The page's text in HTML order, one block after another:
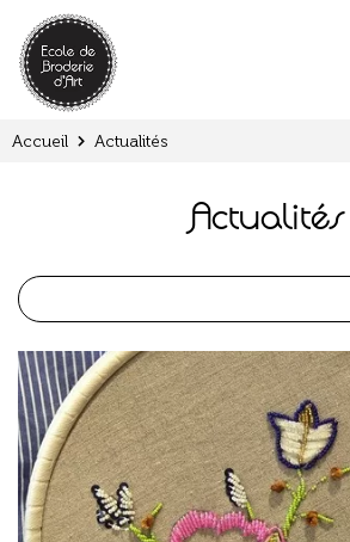
Accueil Actualités
Actualités
Panneau de gestion des cookies